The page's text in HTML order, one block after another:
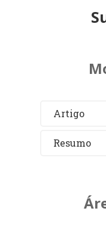
Artigo
Resumo